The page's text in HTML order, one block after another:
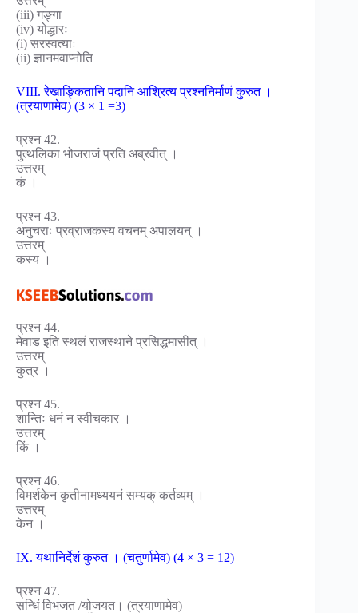
(iii) गङ्गा
(iv) योद्धारः
(i) सरस्वत्याः
(ii) ज्ञानमवाप्नोति
VIII. रेखाङ्कितानि पदानि आश्रित्य प्रश्ननिर्माणं कुरुत ।
(त्रयाणामेव) (3 × 1 =3)
प्रश्न 42.
पुत्थलिका भोजराजं प्रति अब्रवीत् ।
उत्तरम्
कं ।
प्रश्न 43.
अनुचराः प्रव्राजकस्य वचनम् अपालयन् ।
उत्तरम्
कस्य ।
प्रश्न 44.
मेवाड इति स्थलं राजस्थाने प्रसिद्धमासीत् ।
उत्तरम्
कुत्र ।
प्रश्न 45.
शान्तिः धनं न स्वीचकार ।
उत्तरम्
किं ।
प्रश्न 46.
विमर्शकेन कृतीनामध्ययनं सम्यक् कर्तव्यम् ।
उत्तरम्
केन ।
IX. यथानिर्देशं कुरुत । (चतुर्णामेव) (4 × 3 = 12)
प्रश्न 47.
सन्धिं विभजत /योजयत। (त्रयाणामेव)